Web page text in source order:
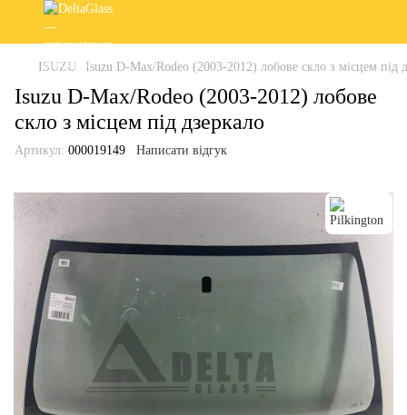
ISUZU Isuzu D-Max/Rodeo (2003-2012) лобове скло з місцем під
Isuzu D-Max/Rodeo (2003-2012) лобове
скло з місцем під дзеркало
Артикул: 000019149 Написати відгук